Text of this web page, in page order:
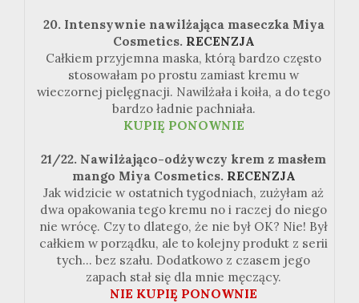
20. Intensywnie nawilżająca maseczka Miya
Cosmetics. RECENZJA
Całkiem przyjemna maska, którą bardzo często
stosowałam po prostu zamiast kremu w
wieczornej pielęgnacji. Nawilżała i koiła, a do tego
bardzo ładnie pachniała.
KUPIĘ PONOWNIE
21/22. Nawilżająco-odżywczy krem z masłem
mango Miya Cosmetics. RECENZJA
Jak widzicie w ostatnich tygodniach, zużyłam aż
dwa opakowania tego kremu no i raczej do niego
nie wrócę. Czy to dlatego, że nie był OK? Nie! Był
całkiem w porządku, ale to kolejny produkt z serii
tych... bez szału. Dodatkowo z czasem jego
zapach stał się dla mnie męczący.
NIE KUPIĘ PONOWNIE